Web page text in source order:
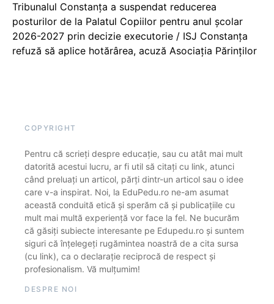
Tribunalul Constanța a suspendat reducerea
posturilor de la Palatul Copiilor pentru anul școlar
2026-2027 prin decizie executorie / ISJ Constanța
refuză să aplice hotărârea, acuză Asociația Părinților
COPYRIGHT
Pentru că scrieți despre educație, sau cu atât mai mult
datorită acestui lucru, ar fi util să citați cu link, atunci
când preluați un articol, părți dintr-un articol sau o idee
care v-a inspirat. Noi, la EduPedu.ro ne-am asumat
această conduită etică și sperăm că și publicațiile cu
mult mai multă experiență vor face la fel. Ne bucurăm
că găsiți subiecte interesante pe Edupedu.ro și suntem
siguri că înțelegeți rugămintea noastră de a cita sursa
(cu link), ca o declarație reciprocă de respect și
profesionalism. Vă mulțumim!
DESPRE NOI